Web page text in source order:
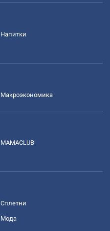
Напитки
Mакроэкономика
MAMACLUB
Сплетни
Мода